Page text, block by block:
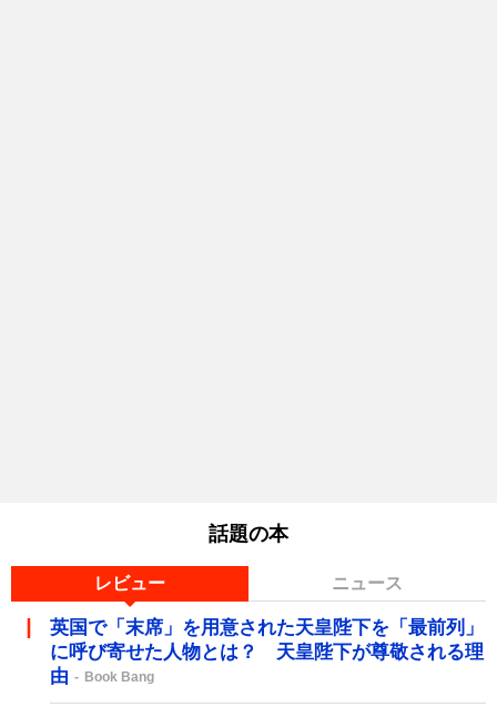
話題の本
レビュー ニュース
英国で「末席」を用意された天皇陛下を「最前列」
に呼び寄せた人物とは？ 天皇陛下が尊敬される理
由
Book Bang